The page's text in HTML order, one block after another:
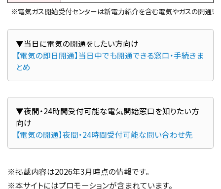
※電気ガス開始受付センターは新電力紹介を含む電気やガスの開通専
【電気の即日開通】当日中でも開通できる窓口・手続きま
とめ
▼夜間・24時間受付可能な電気開始窓口を知りたい方
【電気の開通】夜間・24時間受付可能な問い合わせ先
※掲載内容は2026年3月時点の情報です。
※本サイトにはプロモーションが含まれています。